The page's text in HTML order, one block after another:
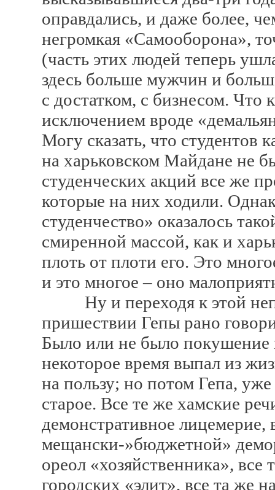
оправдались, и даже более,
негромкая «Самооборона»,
(часть этих людей теперь
здесь больше мужчин и
с достатком, с бизнесом. Что
исключением вроде
Могу сказать, что студентов
на харьковском Майдане не
студенческих акций все же
которые на них ходили.
студенчество» оказалось
смиренной массой, как и
плоть от плоти его. Это
и это многое – оно
Ну и переходя к этой
пришествии Гепы рано
Было или не было покушение
некоторое время выпал из
на пользу; но потом Гепа,
старое. Все те же хамские
демонстративное лицемерие,
мещански-»бюджетной»
ореол «хозяйственника», все
городских «элит», все та же